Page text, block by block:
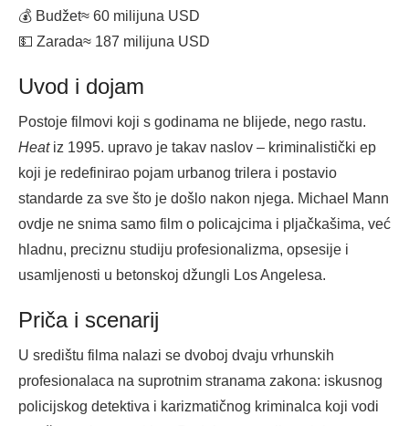
💰 Budžet≈ 60 milijuna USD
💵 Zarada≈ 187 milijuna USD
Uvod i dojam
Postoje filmovi koji s godinama ne blijede, nego rastu.
Heatiz 1995. upravo je takav naslov – kriminalistički ep
koji je redefinirao pojam urbanog trilera i postavio
standarde za sve što je došlo nakon njega. Michael Mann
ovdje ne snima samo film o policajcima i pljačkašima, već
hladnu, preciznu studiju profesionalizma, opsesije i
usamljenosti u betonskoj džungli Los Angelesa.
Priča i scenarij
U središtu filma nalazi se dvoboj dvaju vrhunskih
profesionalaca na suprotnim stranama zakona: iskusnog
policijskog detektiva i karizmatičnog kriminalca koji vodi